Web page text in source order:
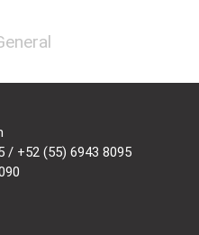
/ +52 (55) 6943 8095